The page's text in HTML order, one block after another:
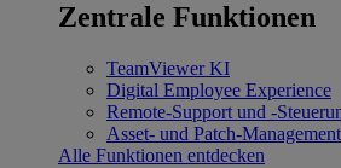
Zentrale Funktionen
TeamViewer KI
Digital Employee Experience
Remote-Support und -
Asset- und Patch-Management
Alle Funktionen entdecken